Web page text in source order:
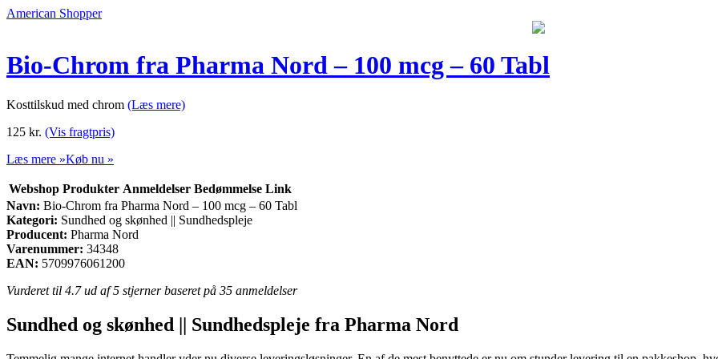
American Shopper
Bio-Chrom fra Pharma Nord – 100 mcg – 60 Tabl
Kosttilskud med chrom (Læs mere)
125 kr. (Vis fragtpris)
Læs mere »Køb nu »
Webshop Produkter Anmeldelser Bedømmelse Link
Navn: Bio-Chrom fra Pharma Nord – 100 mcg – 60 Tabl
Kategori: Sundhed og skønhed || Sundhedspleje
Producent: Pharma Nord
Varenummer: 34348
EAN: 5709976061200
Vurderet til 4.7ud af 5 stjerner baseret på 35 anmeldelser
Sundhed og skønhed || Sundhedspleje fra Pharma Nord